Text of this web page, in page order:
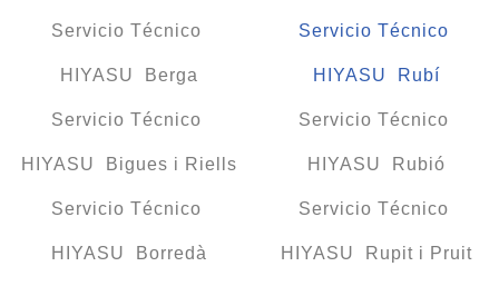
Servicio Técnico
HIYASU Berga
Servicio Técnico
HIYASU Bigues i Riells
Servicio Técnico
HIYASU Borredà
Servicio Técnico
HIYASU Rubí
Servicio Técnico
HIYASU Rubió
Servicio Técnico
HIYASU Rupit i Pruit